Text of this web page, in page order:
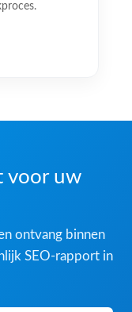
voor uw
ontvang binnen
SEO-rapport in